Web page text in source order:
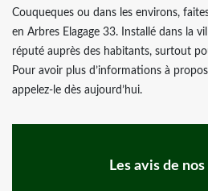
Couqueques ou dans les environs,
en Arbres Elagage 33. Installé dans la
réputé auprès des habitants, surtout
Pour avoir plus d’informations à
appelez-le dès aujourd’hui.
Les avis de